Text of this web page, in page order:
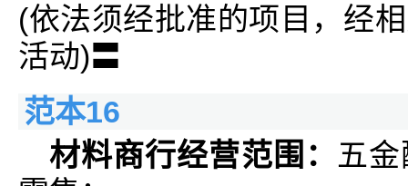
(依法须经批准的项目，经
活动)〓
范本16
材料商行经营范围： 五